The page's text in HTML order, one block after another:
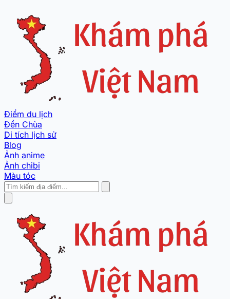
Điểm du lịch
Đền Chùa
Di tích lịch sử
Blog
Ảnh anime
Ảnh chibi
Màu tóc